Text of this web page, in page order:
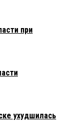
при
ухудшилась